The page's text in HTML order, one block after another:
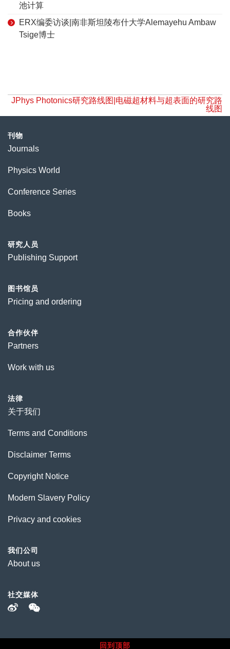
池计算
ERX编委访谈|南非斯坦陵布什大学Alemayehu Ambaw
Tsige博士
JPhys Photonics研究路线图|电磁超材料与超表面的研究路
线图
刊物
Journals
Physics World
Conference Series
Books
研究人员
Publishing Support
图书馆员
Pricing and ordering
合作伙伴
Partners
Work with us
法律
关于我们
Terms and Conditions
Disclaimer Terms
Copyright Notice
Modern Slavery Policy
Privacy and cookies
我们公司
About us
社交媒体
回到顶部